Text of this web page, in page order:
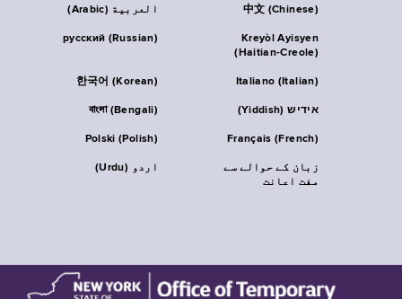
العربية (Arabic) 中文 (Chinese)
русский (Russian)
Kreyòl Ayisyen
(Haitian-Creole)
한국어 (Korean) Italiano (Italian)
বাংলা (Bengali) אידיש (Yiddish)
Polski (Polish) Français (French)
اردو (Urdu)
زبان کے حوالے سے
مفت اعانت